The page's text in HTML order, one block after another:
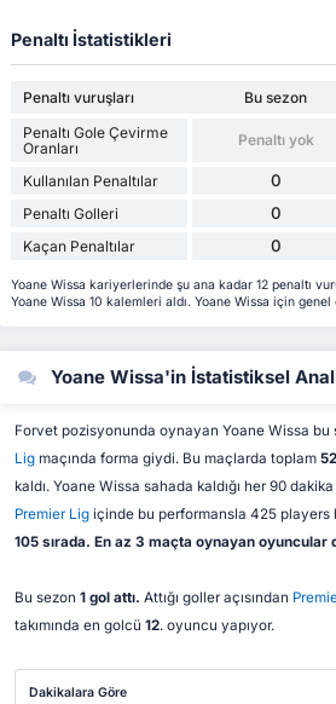
Penaltı İstatistikleri
Penaltı vuruşları Bu sezon
Penaltı Gole Çevirme
Oranları
Penaltı yok
Kullanılan Penaltılar 0
Penaltı Golleri 0
Kaçan Penaltılar 0
Yoane Wissa kariyerlerinde şu ana kadar 12 penaltı
Yoane Wissa 10 kalemleri aldı. Yoane Wissa için
Yoane Wissa'in İstatistiksel
Forvet pozisyonunda oynayan Yoane Wissa bu
Ligmaçında forma giydi. Bu maçlarda toplam
kaldı. Yoane Wissa sahada kaldığı her 90 dakika
Premier Ligiçinde bu performansla 425 players
105 sırada. En az 3 maçta oynayan oyuncular
Bu sezon 1 gol attı. Attığı goller açısından
takımında en golcü 12. oyuncu yapıyor.
Dakikalara Göre